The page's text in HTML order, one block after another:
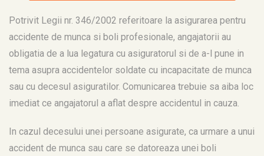
Potrivit Legii nr. 346/2002 referitoare la asigurarea pentru
accidente de munca si boli profesionale, angajatorii au
obligatia de a lua legatura cu asiguratorul si de a-l pune in
tema asupra accidentelor soldate cu incapacitate de munca
sau cu decesul asiguratilor. Comunicarea trebuie sa aiba loc
imediat ce angajatorul a aflat despre accidentul in cauza.
In cazul decesului unei persoane asigurate, ca urmare a unui
accident de munca sau care se datoreaza unei boli